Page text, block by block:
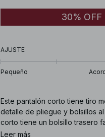
30% OFF
AJUSTE
Pequeño
Este pantalón corto tiene tiro
detalle de pliegue y bolsillos
corto tiene un bolsillo trasero
gancho y botón oculto.
Leer más